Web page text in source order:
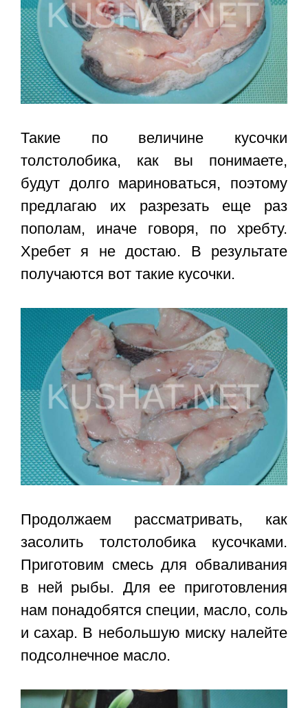
Такие по величине кусочки
толстолобика, как вы понимаете,
будут долго мариноваться, поэтому
предлагаю их разрезать еще раз
пополам, иначе говоря, по хребту.
Хребет я не достаю. В результате
получаются вот такие кусочки.
Продолжаем рассматривать, как
засолить толстолобика кусочками.
Приготовим смесь для обваливания
в ней рыбы. Для ее приготовления
нам понадобятся специи, масло, соль
и сахар. В небольшую миску налейте
подсолнечное масло.